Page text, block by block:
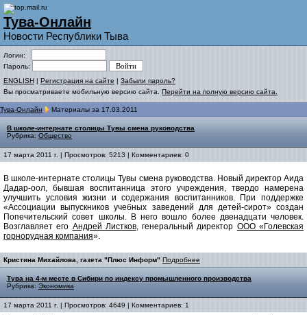
Тува-Онлайн
Новости Республики Тыва
Логин:
Пароль:
ENGLISH | Регистрация на сайте | Забыли пароль?
Вы просматриваете мобильную версию сайта. Перейти на полную версию сайта.
Тува-Онлайн Материалы за 17.03.2011
В школе-интернате столицы Тувы смена руководства
Рубрика: Общество
17 марта 2011 г. | Просмотров: 5213 | Комментариев: 0
В школе-интернате столицы Тувы смена руководства. Новый директор Аида
Дадар-оол, бывшая воспитанница этого учреждения, твердо намерена
улучшить условия жизни и содержания воспитанников. При поддержке
«Ассоциации выпускников учебных заведений для детей-сирот» создан
Попечительский совет школы. В него вошло более двенадцати человек.
Возглавляет его Андрей Листков, генеральный директор ООО «Голевская
горнорудная компания».
Кристина Михайлова, газета "Плюс Информ" Подробнее
Тува на 4-м месте в Сибири по индексу промышленного производства
Рубрика: Экономика
17 марта 2011 г. | Просмотров: 4649 | Комментариев: 1